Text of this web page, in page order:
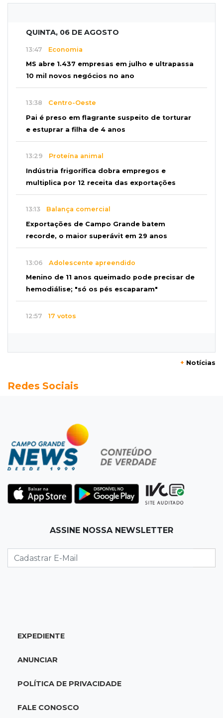
QUINTA, 06 DE AGOSTO
13:47 Economia
MS abre 1.437 empresas em julho e ultrapassa
10 mil novos negócios no ano
13:38 Centro-Oeste
Pai é preso em flagrante suspeito de torturar
e estuprar a filha de 4 anos
13:29 Proteína animal
Indústria frigorífica dobra empregos e
multiplica por 12 receita das exportações
13:13 Balança comercial
Exportações de Campo Grande batem
recorde, o maior superávit em 29 anos
13:06 Adolescente apreendido
Menino de 11 anos queimado pode precisar de
hemodiálise; "só os pés escaparam"
12:57 17 votos
Semana cultural reúne grandes nomes da
Artigos
O terrorismo começa pela dignidade humana
12:43Esporte Equestre
amazona de MS quer chegar ao Texas
Empresário investigado em 2023 volta a ser
Ovos de arara-azul marcam início da
prejuízos e buscam ressarcimento
+ Notícias
Redes Sociais
ASSINE NOSSA NEWSLETTER
EXPEDIENTE
ANUNCIAR
POLÍTICA DE PRIVACIDADE
FALE CONOSCO